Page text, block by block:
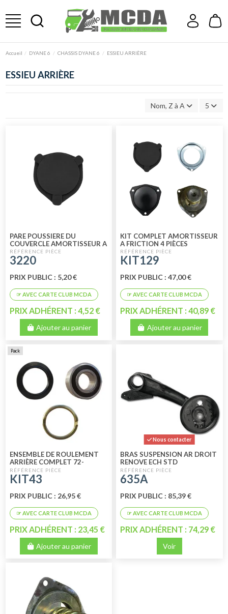
Accueil DYANE 6 CHASSIS DYANE 6 ESSIEU ARRIÈRE
ESSIEU ARRIÈRE
Nom, Z à A 5
PARE POUSSIERE DU
COUVERCLE AMORTISSEUR A
FRICTION
3220
PRIX PUBLIC : 5,20 €
PRIX ADHÉRENT : 4,52 €
Ajouter au panier
KIT COMPLET AMORTISSEUR
A FRICTION 4 PIÈCES
KIT129
PRIX PUBLIC : 47,00 €
PRIX ADHÉRENT : 40,89 €
Ajouter au panier
Pack
ENSEMBLE DE ROULEMENT
ARRIÈRE COMPLET 72-
MÉHARI -2CV- DYANE
KIT43
PRIX PUBLIC : 26,95 €
PRIX ADHÉRENT : 23,45 €
Ajouter au panier
Nous contacter
BRAS SUSPENSION AR DROIT
RENOVE ECH STD
635A
PRIX PUBLIC : 85,39 €
PRIX ADHÉRENT : 74,29 €
Voir